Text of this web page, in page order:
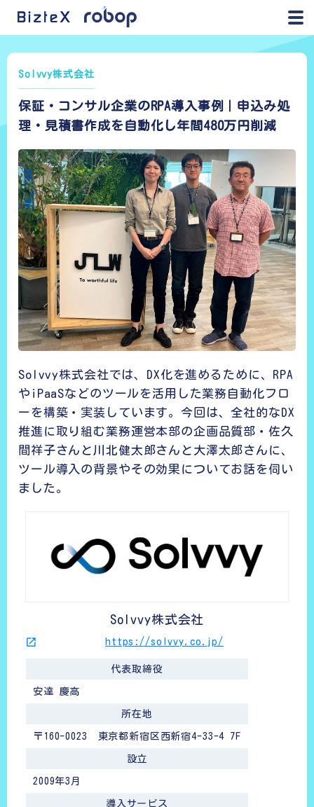
Solvvy株式会社
保証・コンサル企業のRPA導入事例｜申込み処
理・見積書作成を自動化し年間480万円削減
Solvvy株式会社では、DX化を進めるために、RPA
やiPaaSなどのツールを活用した業務自動化フロ
ーを構築・実装しています。今回は、全社的なDX
推進に取り組む業務運営本部の企画品質部・佐久
間祥子さんと川北健太郎さんと大澤太郎さんに、
ツール導入の背景やその効果についてお話を伺い
ました。
Solvvy株式会社
https://solvvy.co.jp/
代表取締役
安達 慶高
所在地
〒160-0023 東京都新宿区西新宿4-33-4 7F
設立
2009年3月
導入サービス